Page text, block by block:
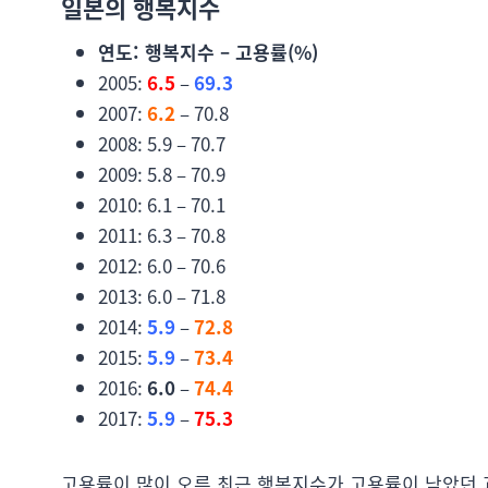
연도: 행복지수 – 고용률(%)
2005: 6.5 –69.3
2007: 6.2– 70.8
2008: 5.9 – 70.7
2009: 5.8 – 70.9
2010: 6.1 – 70.1
2011: 6.3 – 70.8
2012: 6.0 – 70.6
2013: 6.0 – 71.8
2014: 5.9–72.8
2015: 5.9–73.4
2016: 6.0–74.4
2017: 5.9–75.3